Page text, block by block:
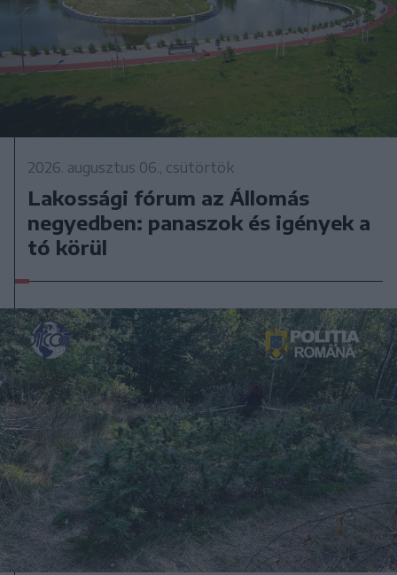
2026. augusztus 06., csütörtök
Lakossági fórum az Állomás
negyedben: panaszok és igények a
tó körül